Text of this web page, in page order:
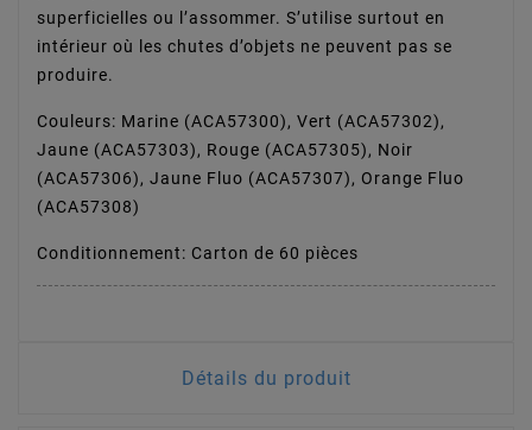
superficielles ou l’assommer. S’utilise surtout en
intérieur où les chutes d’objets ne peuvent pas se
produire.
Couleurs: Marine (ACA57300), Vert (ACA57302),
Jaune (ACA57303), Rouge (ACA57305), Noir
(ACA57306), Jaune Fluo (ACA57307), Orange Fluo
(ACA57308)
Conditionnement: Carton de 60 pièces
Détails du produit